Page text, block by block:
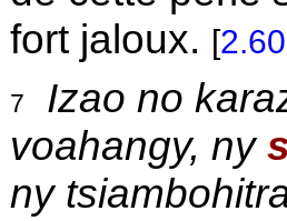
fort jaloux. [
7
Izao no
voahangy, ny
ny